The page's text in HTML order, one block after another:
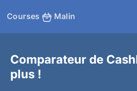
Courses Malin
Comparateur de
plus !